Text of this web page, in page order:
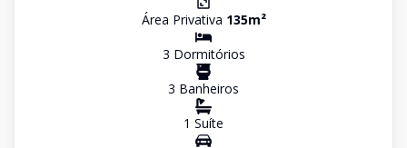
Área Privativa 135m²
3 Dormitórios
3 Banheiros
1 Suíte